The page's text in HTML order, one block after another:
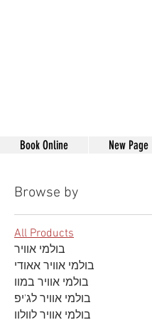
New Page
Book Online
Browse by
All Products
בולמי אוויר
בולמי אוויר אאודי
בולמי אוויר במוו
בולמי אוויר לג'יפ
בולמי אוויר לוולוו